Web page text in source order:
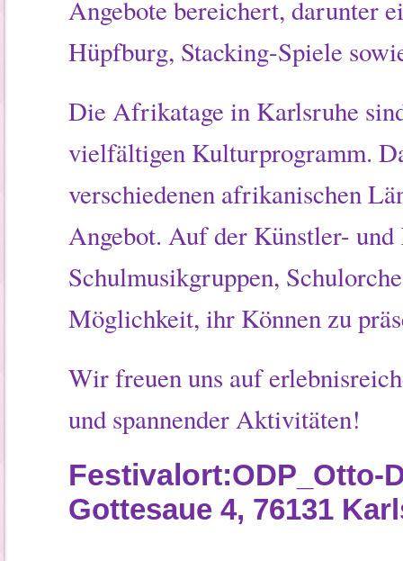
Angebote bereichert, darunter
Hüpfburg, Stacking-Spiele
Die Afrikatage in Karlsruhe
vielfältigen Kulturprogramm.
verschiedenen afrikanischen
Angebot. Auf der Künstler-
Schulmusikgruppen,
Möglichkeit, ihr Können zu
Wir freuen uns auf
und spannender Aktivitäten!
Festivalort:ODP_Otto-
Gottesaue 4, 76131